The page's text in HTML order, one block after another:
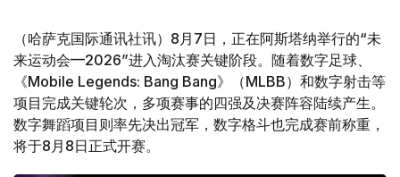
（哈萨克国际通讯社讯）8月7日，正在阿斯塔纳举行的“未
来运动会—2026”进入淘汰赛关键阶段。随着数字足球、
《Mobile Legends: Bang Bang》（MLBB）和数字射击等
项目完成关键轮次，多项赛事的四强及决赛阵容陆续产生。
数字舞蹈项目则率先决出冠军，数字格斗也完成赛前称重，
将于8月8日正式开赛。